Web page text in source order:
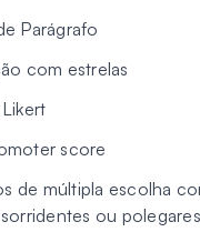
Parágrafo
com estrelas
score
de múltipla escolha
ou